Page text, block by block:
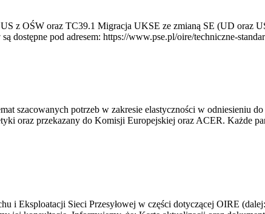
z OŚW oraz TC39.1 Migracja UKSE ze zmianą SE (UD oraz
pod adresem: https://www.pse.pl/oire/techniczne-
szacowanych potrzeb w zakresie elastyczności w odniesieniu
oraz przekazany do Komisji Europejskiej oraz ACER. Każde
i Eksploatacji Sieci Przesyłowej w części dotyczącej OIRE